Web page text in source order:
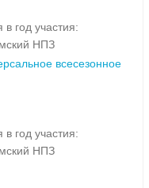
год участия:
НПЗ
всесезонное
год участия:
НПЗ